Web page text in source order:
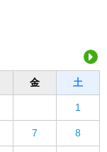
金 土
1
7 8